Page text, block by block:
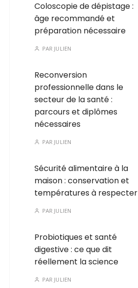
Coloscopie de dépistage :
âge recommandé et
préparation nécessaire
PAR JULIEN
Reconversion
professionnelle dans le
secteur de la santé :
parcours et diplômes
nécessaires
PAR JULIEN
Sécurité alimentaire à la
maison : conservation et
températures à respecter
PAR JULIEN
Probiotiques et santé
digestive : ce que dit
réellement la science
PAR JULIEN